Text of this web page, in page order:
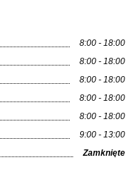
8:00 - 18:00
8:00 - 18:00
8:00 - 18:00
8:00 - 18:00
8:00 - 18:00
9:00 - 13:00
Zamknięte